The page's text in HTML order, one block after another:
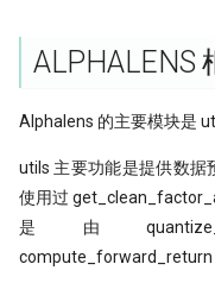
度提升99倍
做回归预测的秘密
KS Test, 广义双曲分布和抄
蒙特卡洛：看似很高端的技
很暴力很初级
反抗者的崛起！Fawce 和
Quantopian 的量化之路
我之为我，有路可寻：量化
牛人太多：小市值因子之父
文被大佬狂怼
Successfully starting a
[0728] QuanTide Weekly
[0804] QuanTide Weekly
[0811] QuanTide Weekly
[0818] QuanTide Weekly
把研报『翻译』成代码，
2024年，免费博客赚钱方案
Dataframe!
里程碑！DuckDB 发布 1.0
find_runs
Pandas高级技巧-1
高效量化编程: Pandas 的多
ALPHALENS
Alphalens 的主要模块是
utils 主要功能是提供数据
使用过
是由
compute_forward_return